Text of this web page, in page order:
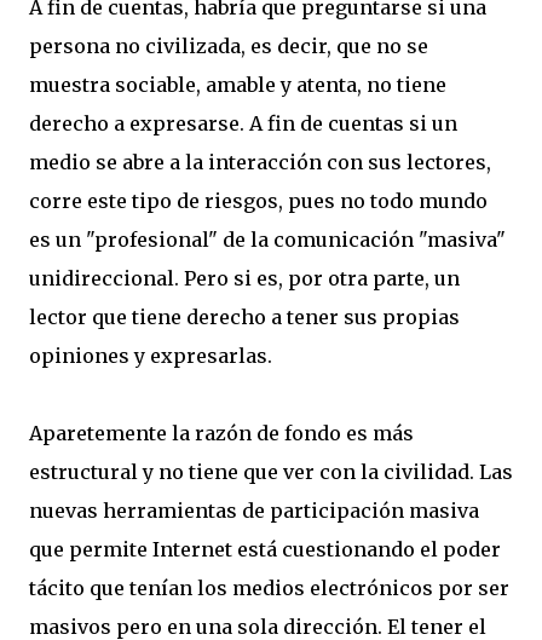
A fin de cuentas, habría que preguntarse si una
persona no civilizada, es decir, que no se
muestra sociable, amable y atenta, no tiene
derecho a expresarse. A fin de cuentas si un
medio se abre a la interacción con sus lectores,
corre este tipo de riesgos, pues no todo mundo
es un "profesional" de la comunicación "masiva"
unidireccional. Pero si es, por otra parte, un
lector que tiene derecho a tener sus propias
opiniones y expresarlas.
Aparetemente la razón de fondo es más
estructural y no tiene que ver con la civilidad. Las
nuevas herramientas de participación masiva
que permite Internet está cuestionando el poder
tácito que tenían los medios electrónicos por ser
masivos pero en una sola dirección. El tener el